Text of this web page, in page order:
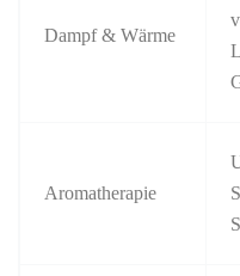
Dampf & Wärme
Aromatherapie